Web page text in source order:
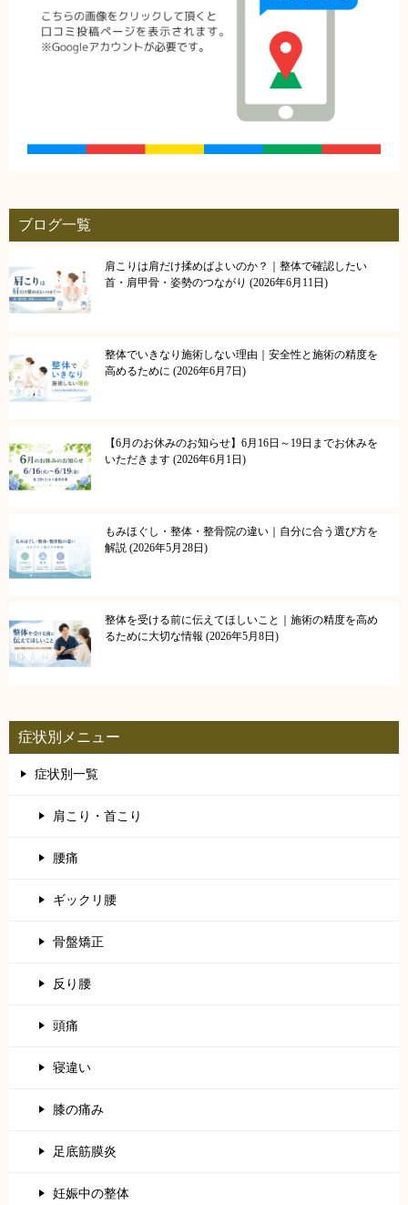
ブログ一覧
肩こりは肩だけ揉めばよいのか？｜整体で確認したい
首・肩甲骨・姿勢のつながり
2026年6月11日
整体でいきなり施術しない理由｜安全性と施術の精度を
高めるために 2026年6月7日
【6月のお休みのお知らせ】6月16日～19日までお休みを
いただきます 2026年6月1日
もみほぐし・整体・整骨院の違い｜自分に合う選び方を
解説 2026年5月28日
整体を受ける前に伝えてほしいこと｜施術の精度を高め
るために大切な情報 2026年5月8日
症状別メニュー
症状別一覧
肩こり・首こり
腰痛
ギックリ腰
骨盤矯正
反り腰
頭痛
寝違い
膝の痛み
足底筋膜炎
妊娠中の整体